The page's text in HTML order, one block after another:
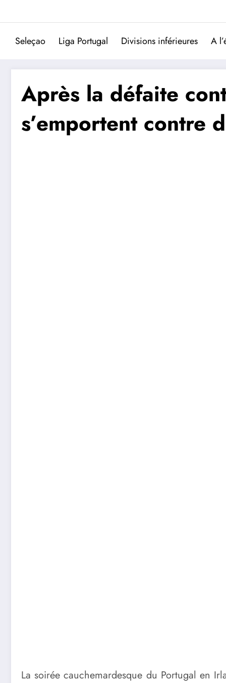
Seleçao Liga Portugal Divisions inférieures A
Après la défaite
s’emportent contre
La soirée cauchemardesque du Portugal en